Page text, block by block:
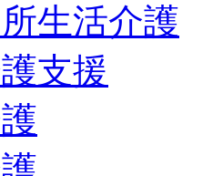
生活介護
支援